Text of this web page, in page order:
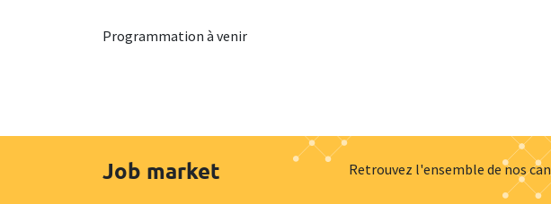
Programmation à venir
Job market Retrouvez l'ensemble de nos